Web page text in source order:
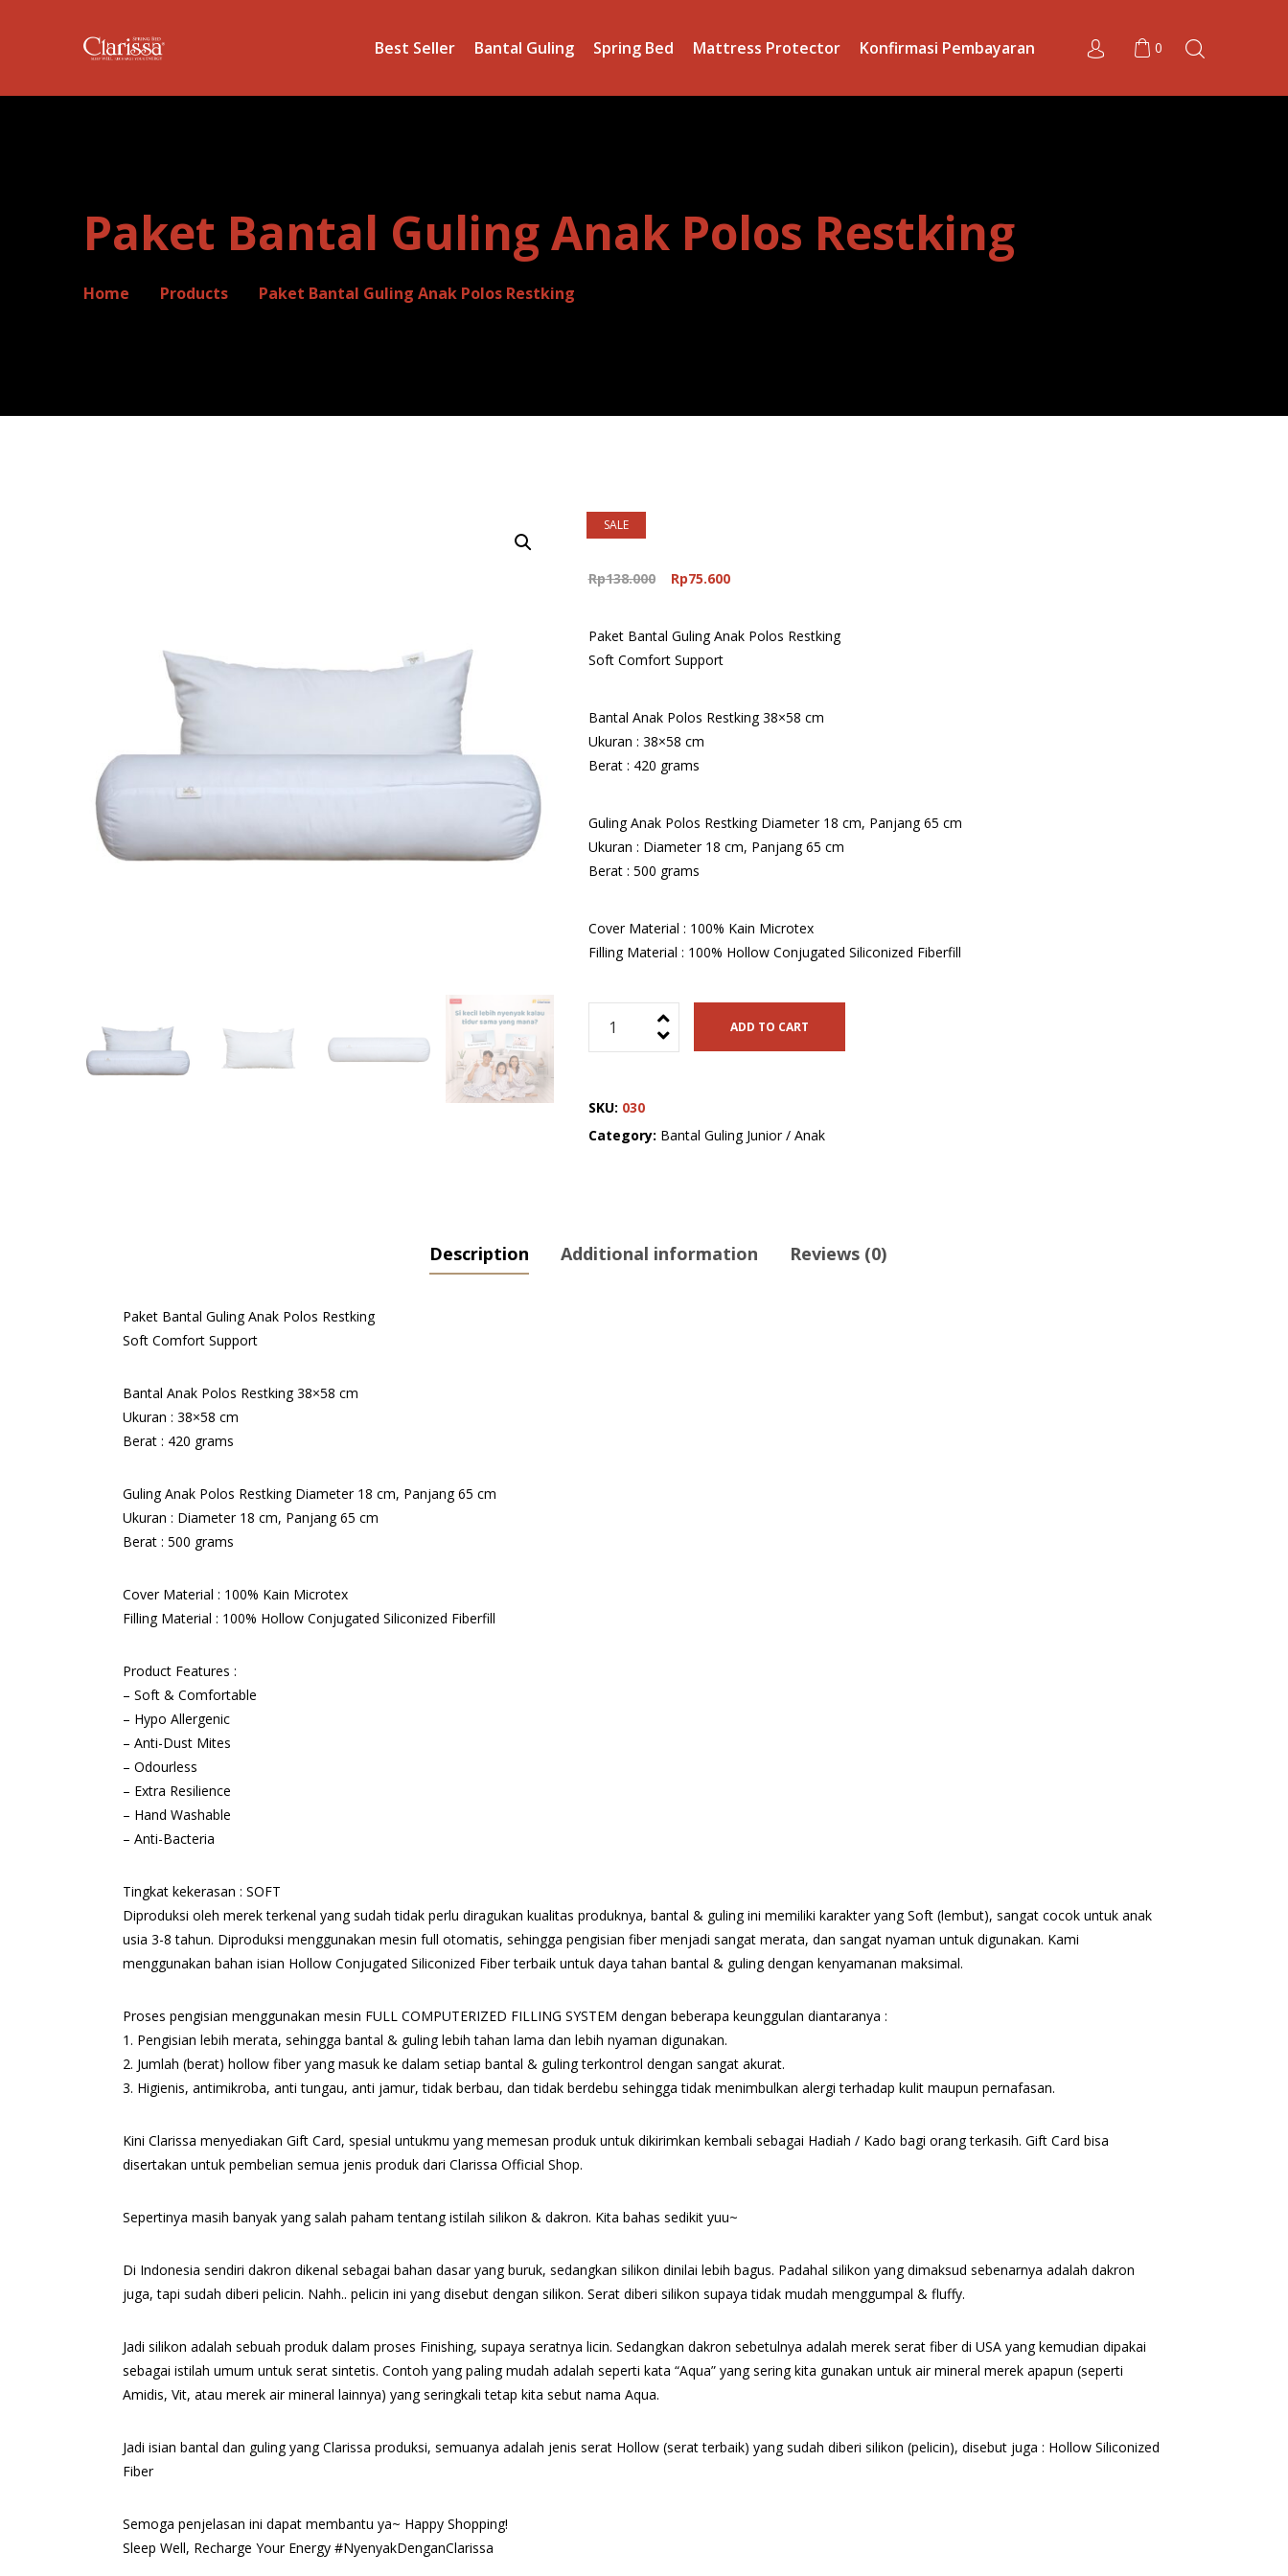
Best Seller Bantal Guling Spring Bed Mattress Protector Konfirmasi Pembayaran 0
Paket Bantal Guling Anak Polos Restking
Home Products Paket Bantal Guling Anak Polos Restking
SALE
Rp138.000
Original
Rp138.000.
Rp75.600Current
Paket Bantal Guling Anak Polos Restking
Soft Comfort Support
Bantal Anak Polos Restking 38×58 cm
Ukuran : 38×58 cm
Berat : 420 grams
Guling Anak Polos Restking Diameter 18 cm, Panjang 65 cm
Ukuran : Diameter 18 cm, Panjang 65 cm
Berat : 500 grams
Cover Material : 100% Kain Microtex
Filling Material : 100% Hollow Conjugated Siliconized Fiberfill
Bantal
Polos
Restking
ADD TO CART
SKU: 030
Category: Bantal Guling Junior / Anak
Description Additional information Reviews (0)
Paket Bantal Guling Anak Polos Restking
Soft Comfort Support
Bantal Anak Polos Restking 38×58 cm
Ukuran : 38×58 cm
Berat : 420 grams
Guling Anak Polos Restking Diameter 18 cm, Panjang 65 cm
Ukuran : Diameter 18 cm, Panjang 65 cm
Berat : 500 grams
Cover Material : 100% Kain Microtex
Filling Material : 100% Hollow Conjugated Siliconized Fiberfill
Product Features :
– Soft & Comfortable
– Hypo Allergenic
– Anti-Dust Mites
– Odourless
– Extra Resilience
– Hand Washable
– Anti-Bacteria
Tingkat kekerasan : SOFT
Diproduksi oleh merek terkenal yang sudah tidak perlu diragukan kualitas produknya, bantal & guling ini memiliki karakter yang Soft (lembut), sangat cocok untuk anak
usia 3-8 tahun. Diproduksi menggunakan mesin full otomatis, sehingga pengisian fiber menjadi sangat merata, dan sangat nyaman untuk digunakan. Kami
menggunakan bahan isian Hollow Conjugated Siliconized Fiber terbaik untuk daya tahan bantal & guling dengan kenyamanan maksimal.
Proses pengisian menggunakan mesin FULL COMPUTERIZED FILLING SYSTEM dengan beberapa keunggulan diantaranya :
1. Pengisian lebih merata, sehingga bantal & guling lebih tahan lama dan lebih nyaman digunakan.
2. Jumlah (berat) hollow fiber yang masuk ke dalam setiap bantal & guling terkontrol dengan sangat akurat.
3. Higienis, antimikroba, anti tungau, anti jamur, tidak berbau, dan tidak berdebu sehingga tidak menimbulkan alergi terhadap kulit maupun pernafasan.
Kini Clarissa menyediakan Gift Card, spesial untukmu yang memesan produk untuk dikirimkan kembali sebagai Hadiah / Kado bagi orang terkasih. Gift Card bisa
disertakan untuk pembelian semua jenis produk dari Clarissa Official Shop.
Sepertinya masih banyak yang salah paham tentang istilah silikon & dakron. Kita bahas sedikit yuu~
Di Indonesia sendiri dakron dikenal sebagai bahan dasar yang buruk, sedangkan silikon dinilai lebih bagus. Padahal silikon yang dimaksud sebenarnya adalah dakron
juga, tapi sudah diberi pelicin. Nahh.. pelicin ini yang disebut dengan silikon. Serat diberi silikon supaya tidak mudah menggumpal & fluffy.
Jadi silikon adalah sebuah produk dalam proses Finishing, supaya seratnya licin. Sedangkan dakron sebetulnya adalah merek serat fiber di USA yang kemudian dipakai
sebagai istilah umum untuk serat sintetis. Contoh yang paling mudah adalah seperti kata “Aqua” yang sering kita gunakan untuk air mineral merek apapun (seperti
Amidis, Vit, atau merek air mineral lainnya) yang seringkali tetap kita sebut nama Aqua.
Jadi isian bantal dan guling yang Clarissa produksi, semuanya adalah jenis serat Hollow (serat terbaik) yang sudah diberi silikon (pelicin), disebut juga : Hollow Siliconized
Fiber
Semoga penjelasan ini dapat membantu ya~ Happy Shopping!
Sleep Well, Recharge Your Energy #NyenyakDenganClarissa